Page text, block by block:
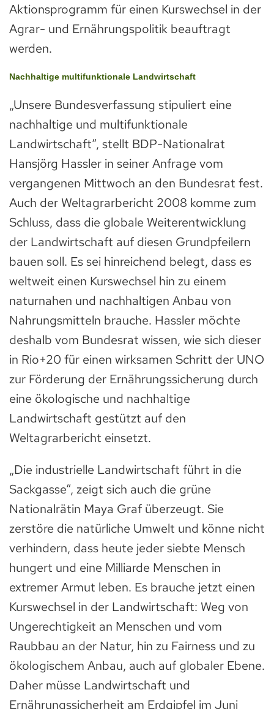
Aktionsprogramm für einen Kurswechsel in der
Agrar- und Ernährungspolitik beauftragt
werden.
Nachhaltige multifunktionale Landwirtschaft
„Unsere Bundesverfassung stipuliert eine
nachhaltige und multifunktionale
Landwirtschaft“, stellt BDP-Nationalrat
Hansjörg Hassler in seiner Anfrage vom
vergangenen Mittwoch an den Bundesrat fest.
Auch der Weltagrarbericht 2008 komme zum
Schluss, dass die globale Weiterentwicklung
der Landwirtschaft auf diesen Grundpfeilern
bauen soll. Es sei hinreichend belegt, dass es
weltweit einen Kurswechsel hin zu einem
naturnahen und nachhaltigen Anbau von
Nahrungsmitteln brauche. Hassler möchte
deshalb vom Bundesrat wissen, wie sich dieser
in Rio+20 für einen wirksamen Schritt der UNO
zur Förderung der Ernährungssicherung durch
eine ökologische und nachhaltige
Landwirtschaft gestützt auf den
Weltagrarbericht einsetzt.
„Die industrielle Landwirtschaft führt in die
Sackgasse“, zeigt sich auch die grüne
Nationalrätin Maya Graf überzeugt. Sie
zerstöre die natürliche Umwelt und könne nicht
verhindern, dass heute jeder siebte Mensch
hungert und eine Milliarde Menschen in
extremer Armut leben. Es brauche jetzt einen
Kurswechsel in der Landwirtschaft: Weg von
Ungerechtigkeit an Menschen und vom
Raubbau an der Natur, hin zu Fairness und zu
ökologischem Anbau, auch auf globaler Ebene.
Daher müsse Landwirtschaft und
Ernährungssicherheit am Erdgipfel im Juni